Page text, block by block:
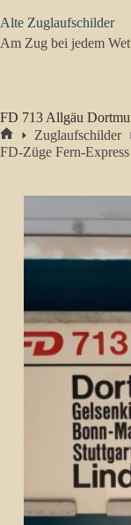
Inhalt
springen
Alte Zuglaufschilder
Am Zug bei jedem
FD 713 Allgäu
Start
Zuglaufschilder
FD-Züge Fern-Express